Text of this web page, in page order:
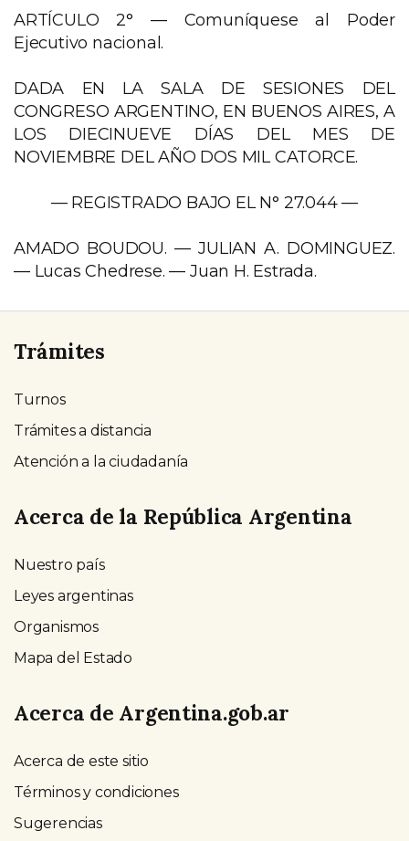
ARTÍCULO 2° —Comuníquese al Poder
Ejecutivo nacional.
DADA EN LA SALA DE SESIONES DEL
CONGRESO ARGENTINO, EN BUENOS AIRES, A
LOS DIECINUEVE DÍAS DEL MES DE
NOVIEMBRE DEL AÑO DOS MIL CATORCE.
— REGISTRADO BAJO EL N° 27.044 —
AMADO BOUDOU. — JULIAN A. DOMINGUEZ.
— Lucas Chedrese. — Juan H. Estrada.
Trámites
Turnos
Trámites a distancia
Atención a la ciudadanía
Acerca de la República Argentina
Nuestro país
Leyes argentinas
Organismos
Mapa del Estado
Acerca de Argentina.gob.ar
Acerca de este sitio
Términos y condiciones
Sugerencias